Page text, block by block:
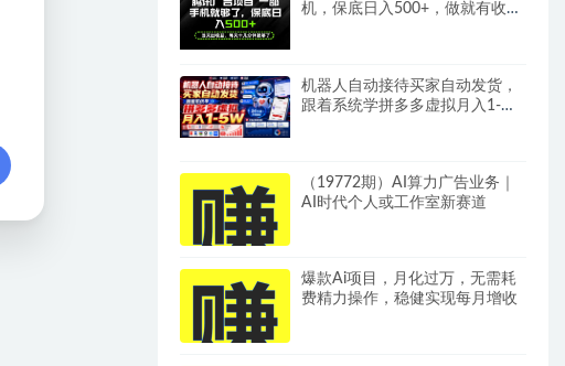
机，保底日入500+，做就有收
机器人自动接待买家自动发货，
跟着系统学拼多多虚拟月入1-
（19772期）AI算力广告业务｜
AI时代个人或工作室新赛道
爆款Ai项目，月化过万，无需耗
费精力操作，稳健实现每月增收